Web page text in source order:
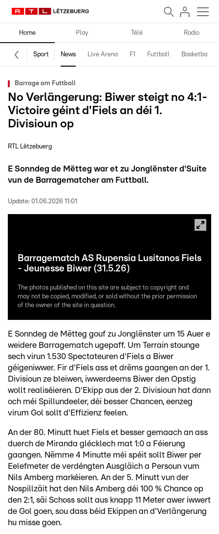
Home Play Télé Radio
Sport News Live Arena F1 Futtball Basketball
Barrage am Futtball
No Verlängerung: Biwer steigt no 4:1-
Victoire géint d'Fiels an déi 1.
Divisioun op
RTL Lëtzebuerg
E Sonndeg de Mëtteg war et zu Jonglënster d'Suite
vun de Barragematcher am Futtball.
Update: 01.06.2026 11:01
Barragematch AS Rupensia Lusitanos Fiels
- Jeunesse Biwer (31.5.26)
The photos published on this site are subject to copyright and
may not be copied, modified, or sold without the prior permission
of the owner of the site in question.
E Sonndeg de Mëtteg gouf zu Jonglënster um 15 Auer e
weidere Barragematch ugepaff. Um Terrain stounge
sech virun 1.530 Spectateuren d'Fiels a Biwer
géigeniwwer. Fir d'Fiels ass et drëms gaangen an der 1.
Divisioun ze bleiwen, iwwerdeems Biwer den Opstig
wollt realiséieren. D'Ekipp aus der 2. Divisioun hat dann
och méi Spillundeeler, déi besser Chancen, eenzeg
virum Gol sollt d'Effizienz feelen.
An der 80. Minutt huet Fiels et besser gemaach an ass
duerch de Miranda glécklech mat 1:0 a Féierung
gaangen. Nëmme 4 Minutte méi spéit sollt Biwer per
Eelefmeter de verdéngten Ausgläich a Persoun vum
Nils Amberg markéieren. An der 5. Minutt vun der
Nospillzäit hat den Nils Amberg déi 100 % Chance op
den 2:1, säi Schoss sollt aus knapp 11 Meter awer iwwert
de Gol goen, sou dass béid Ekippen an d'Verlängerung
hu misse goen.